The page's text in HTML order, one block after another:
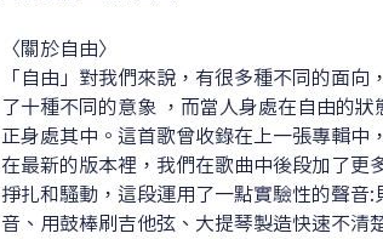
〈關於自由〉
「自由」對我們來說，有很多種不同的面向
了十種不同的意象 ，而當人身處在自由的
正身處其中。這首歌曾收錄在上一張專輯中
在最新的版本裡，我們在歌曲中後段加了更
掙扎和騷動，這段運用了一點實驗性的聲音
音、用鼓棒刷吉他弦、大提琴製造快速不清